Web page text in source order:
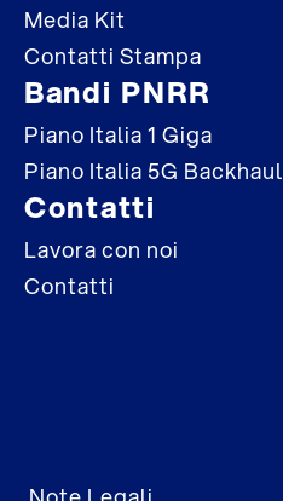
Media Kit
Contatti Stampa
Bandi PNRR
Piano Italia 1 Giga
Piano Italia 5G Backhaul
Contatti
Lavora con noi
Contatti